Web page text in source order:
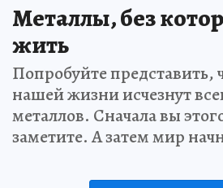
Металлы, без
жить
Попробуйте представить,
нашей жизни исчезнут
металлов. Сначала вы
заметите. А затем мир